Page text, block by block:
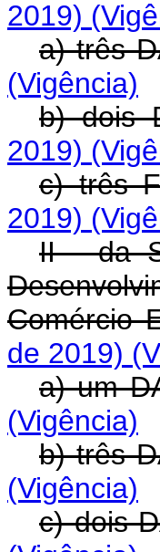
2019)
a) três
(Vigência)
b) dois
2019)
c) três
2019)
II - da
Comércio
de 2019)
a) um
(Vigência)
b) três
(Vigência)
c) dois